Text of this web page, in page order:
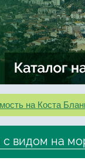
на Коста
с видом на